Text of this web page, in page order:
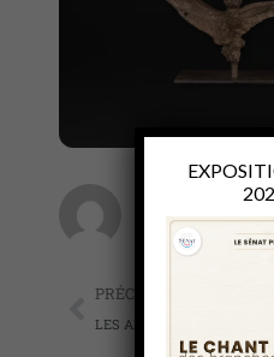
Sabine de
PRÉCÉDENT